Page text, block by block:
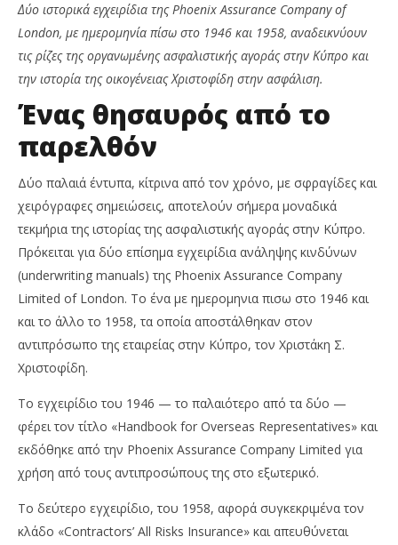
NOW VIEWING
Σπάνια ασφαλιστικά έγγραφα του 1946 και 1958
«ζωντανεύουν» την ιστορία της ασφάλισης στην
Κύπρο
24
Φεβρουαρίου,
2026
Insurance
News
Δύο ιστορικά εγχειρίδια της Phoenix Assurance Company of
London, με ημερομηνία πίσω στο 1946 και 1958, αναδεικνύουν
τις ρίζες της οργανωμένης ασφαλιστικής αγοράς στην Κύπρο και
την ιστορία της οικογένειας Χριστοφίδη στην ασφάλιση.
Ένας θησαυρός από το
παρελθόν
Δύο παλαιά έντυπα, κίτρινα από τον χρόνο, με σφραγίδες και
χειρόγραφες σημειώσεις, αποτελούν σήμερα μοναδικά
τεκμήρια της ιστορίας της ασφαλιστικής αγοράς στην Κύπρο.
Πρόκειται για δύο επίσημα εγχειρίδια ανάληψης κινδύνων
(underwriting manuals) της Phoenix Assurance Company
Limited of London. Το ένα με ημερομηνια πισω στο 1946 και
και το άλλο το 1958, τα οποία αποστάλθηκαν στον
αντιπρόσωπο της εταιρείας στην Κύπρο, τον Χριστάκη Σ.
Χριστοφίδη.
Το εγχειρίδιο του 1946 — το παλαιότερο από τα δύο —
φέρει τον τίτλο «Handbook for Overseas Representatives» και
εκδόθηκε από την Phoenix Assurance Company Limited για
χρήση από τους αντιπροσώπους της στο εξωτερικό.
Το δεύτερο εγχειρίδιο, του 1958, αφορά συγκεκριμένα τον
κλάδο «Contractors’ All Risks Insurance» και απευθύνεται